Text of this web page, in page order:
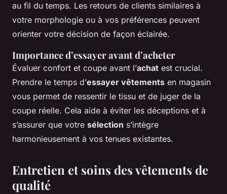
au fil du temps. Les retours de clients similaires à
votre morphologie ou à vos préférences peuvent
orienter votre décision de façon éclairée.
Importance d’essayer avant d’acheter
Évaluer confort et coupe avant l’achat est crucial.
Prendre le temps d’essayer vêtements en magasin
vous permet de ressentir le tissu et de juger de la
coupe réelle. Cela aide à éviter les déceptions et à
s’assurer que votre sélection s’intègre
harmonieusement à vos tenues existantes.
Entretien et soins des vêtements de
qualité